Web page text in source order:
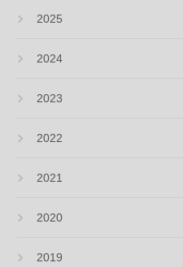
2025
2024
2023
2022
2021
2020
2019